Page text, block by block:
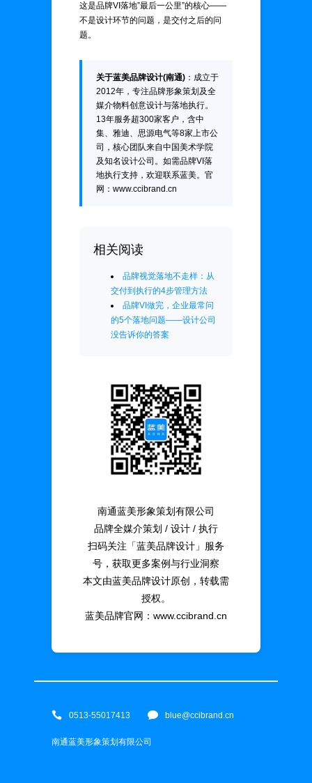
这是品牌VI落地”最后一公里”的核心——
不是设计环节的问题，是交付之后的问
题。
关于蓝美品牌设计(南通) ：成立于
2012年，专注品牌形象策划及全
媒介物料创意设计与落地执行。
13年服务超300家客户，含中
集、雅迪、思源电气等8家上市公
司，核心团队来自中国美术学院
及知名设计公司。如需品牌VI落
地执行支持，欢迎联系蓝美。官
网：www.ccibrand.cn
相关阅读
品牌视觉落地不走样：从
交付到执行的4步管理方法
品牌VI做完，企业最常问
的5个落地问题——设计公司
没告诉你的答案
南通蓝美形象策划有限公司
品牌全媒介策划 / 设计 / 执行
扫码关注「蓝美品牌设计」服务
号，获取更多案例与行业洞察
本文由蓝美品牌设计原创，转载需
授权。
蓝美品牌官网：www.ccibrand.cn
0513-55017413 blue@ccibrand.cn
南通蓝美形象策划有限公司